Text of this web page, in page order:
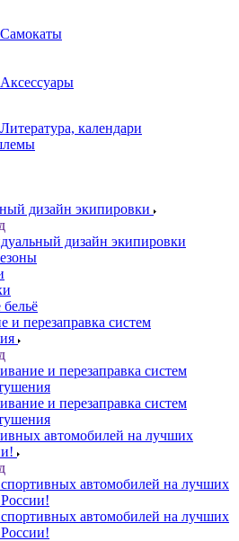
Самокаты
Аксессуары
Литература, календари
дизайн экипировки
дизайн экипировки
и перезаправка систем
и перезаправка систем
и перезаправка систем
автомобилей на лучших
автомобилей на лучших
России!
автомобилей на лучших
России!